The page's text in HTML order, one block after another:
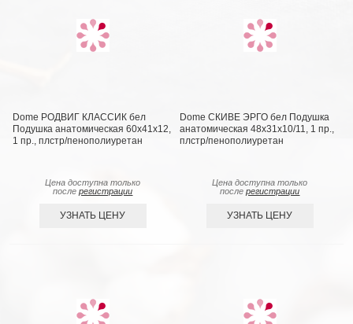
Dome РОДВИГ КЛАССИК бел
Подушка анатомическая 60х41х12,
1 пр., плстр/пенополиуретан
Цена доступна только
послерегистрации
УЗНАТЬ ЦЕНУ
Dome СКИВЕ ЭРГО бел Подушка
анатомическая 48х31х10/11, 1 пр.,
плстр/пенополиуретан
Цена доступна только
послерегистрации
УЗНАТЬ ЦЕНУ